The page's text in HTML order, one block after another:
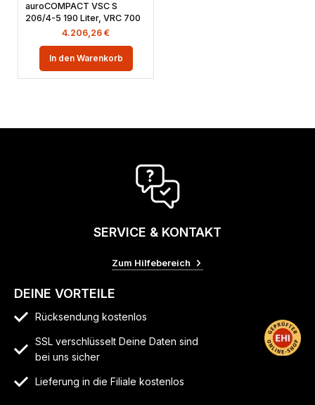
auroCOMPACT VSC S
206/4-5 190 Liter, VRC 700
4.206,26 €
In den Warenkorb
SERVICE & KONTAKT
Zum Hilfebereich
DEINE VORTEILE
Rücksendung kostenlos
SSL verschlüsselt Deine Daten sind
bei uns sicher
Lieferung in die Filiale kostenlos